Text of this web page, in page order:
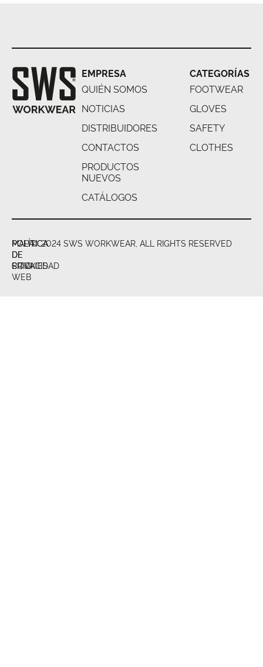
EMPRESA
QUIÉN SOMOS
NOTICIAS
DISTRIBUIDORES
CONTACTOS
PRODUCTOS
NUEVOS
CATÁLOGOS
CATEGORÍAS
FOOTWEAR
GLOVES
SAFETY
CLOTHES
© 2024 SWS WORKWEAR, ALL RIGHTS RESERVED
POLÍTICA
DE
PRIVACIDAD
POLÍTICA
DE
COOKIES
MAPA
DE
SITIO
WEB